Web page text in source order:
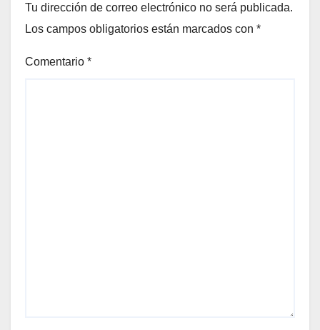
Tu dirección de correo electrónico no será publicada.
Los campos obligatorios están marcados con *
Comentario *